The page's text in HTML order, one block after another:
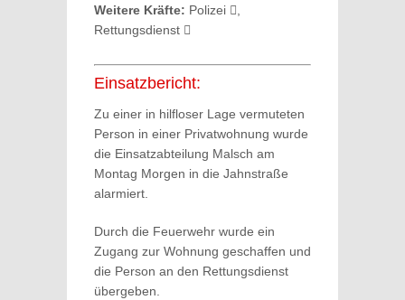
Weitere Kräfte: Polizei
Rettungsdienst
Einsatzbericht:
Zu einer in hilfloser Lage vermuteten
Person in einer Privatwohnung wurde
die Einsatzabteilung Malsch am
Montag Morgen in die Jahnstraße
alarmiert.
Durch die Feuerwehr wurde ein
Zugang zur Wohnung geschaffen und
die Person an den Rettungsdienst
übergeben.